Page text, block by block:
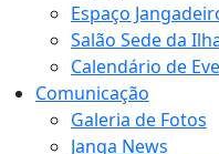
Espaço
Salão Sede da
Calendário de
Comunicação
Galeria de Fotos
Janga News